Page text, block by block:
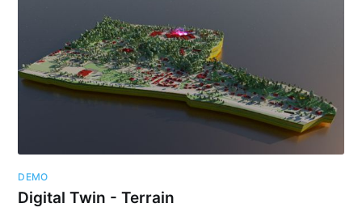
DEMO
Digital Twin - Terrain